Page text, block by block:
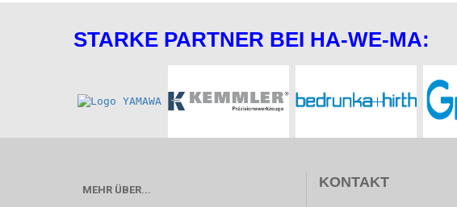
STARKE PARTNER BEI HA-WE-MA:
MEHR ÜBER... KONTAKT